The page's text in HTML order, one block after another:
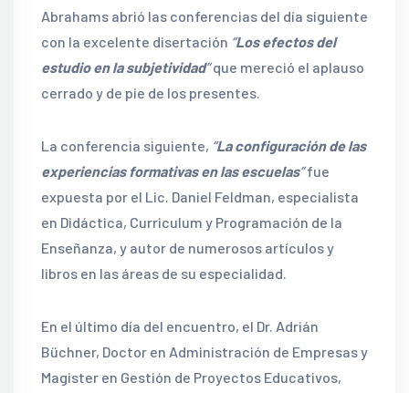
Abrahams abrió las conferencias del día siguiente
con la excelente disertación “Los efectos del
estudio en la subjetividad”que mereció el aplauso
cerrado y de pie de los presentes.
La conferencia siguiente, “La configuración de las
experiencias formativas en las escuelas”fue
expuesta por el Lic. Daniel Feldman, especialista
en Didáctica, Curriculum y Programación de la
Enseñanza, y autor de numerosos artículos y
libros en las áreas de su especialidad.
En el último día del encuentro, el Dr. Adrián
Büchner, Doctor en Administración de Empresas y
Magister en Gestión de Proyectos Educativos,